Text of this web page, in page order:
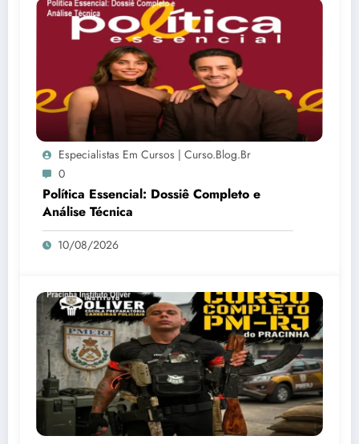
Especialistas Em Cursos | Curso.blog.br
0
Política Essencial: Dossiê Completo e
Análise Técnica
10/08/2026